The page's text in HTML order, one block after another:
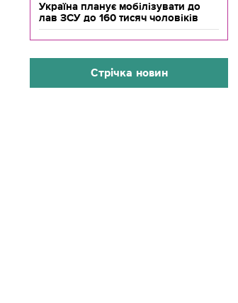
Україна планує мобілізувати до
лав ЗСУ до 160 тисяч чоловіків
Стрічка новин